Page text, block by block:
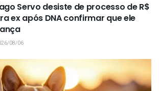
Servo desiste de processo de R$
ex após DNA confirmar que ele
08/06